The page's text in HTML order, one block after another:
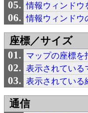
情報ウィンドウ
情報ウィンドウ
座標／サイズ
マップの座標を
表示されている
表示されている
通信